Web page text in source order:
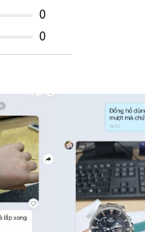
0
0